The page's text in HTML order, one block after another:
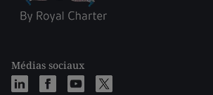
Médias sociaux